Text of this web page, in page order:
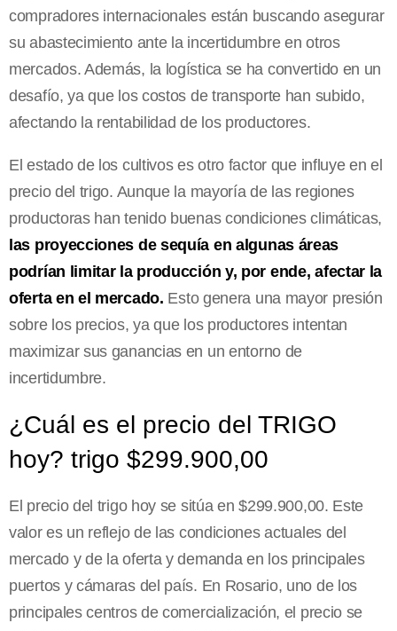
compradores internacionales están buscando asegurar
su abastecimiento ante la incertidumbre en otros
mercados. Además, la logística se ha convertido en un
desafío, ya que los costos de transporte han subido,
afectando la rentabilidad de los productores.
El estado de los cultivos es otro factor que influye en el
precio del trigo. Aunque la mayoría de las regiones
productoras han tenido buenas condiciones climáticas,
las proyecciones de sequía en algunas áreas
podrían limitar la producción y, por ende, afectar la
oferta en el mercado. Esto genera una mayor presión
sobre los precios, ya que los productores intentan
maximizar sus ganancias en un entorno de
incertidumbre.
¿Cuál es el precio del TRIGO
hoy? trigo $299.900,00
El precio del trigo hoy se sitúa en $299.900,00. Este
valor es un reflejo de las condiciones actuales del
mercado y de la oferta y demanda en los principales
puertos y cámaras del país. En Rosario, uno de los
principales centros de comercialización, el precio se